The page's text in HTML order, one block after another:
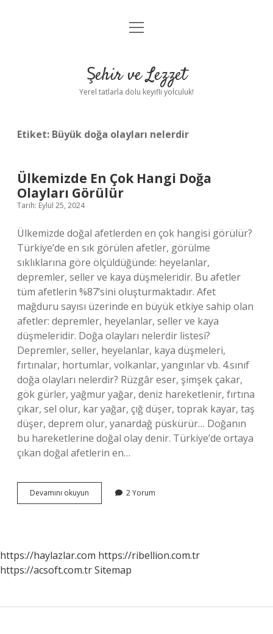
Anasayfa
Yasal Uyarı
menüyü
Şehir ve Lezzet
Yerel tatlarla dolu keyifli yolculuk!
Etiket: Büyük doğa olayları nelerdir
Ülkemizde En Çok Hangi Doğa
Olayları Görülür
Tarih: Eylül 25, 2024
Ülkemizde doğal afetlerden en çok hangisi görülür?
Türkiye’de en sık görülen afetler, görülme
sıklıklarına göre ölçüldüğünde: heyelanlar,
depremler, seller ve kaya düşmeleridir. Bu afetler
tüm afetlerin %87’sini oluşturmaktadır. Afet
mağduru sayısı üzerinde en büyük etkiye sahip olan
afetler: depremler, heyelanlar, seller ve kaya
düşmeleridir. Doğa olayları nelerdir listesi?
Depremler, seller, heyelanlar, kaya düşmeleri,
fırtınalar, hortumlar, volkanlar, yangınlar vb. 4.sınıf
doğa olayları nelerdir? Rüzgâr eser, şimşek çakar,
gök gürler, yağmur yağar, deniz hareketlenir, fırtına
çıkar, sel olur, kar yağar, çığ düşer, toprak kayar, taş
düşer, deprem olur, yanardağ püskürür… Doğanın
bu hareketlerine doğal olay denir. Türkiye’de ortaya
çıkan doğal afetlerin en…
Devamını okuyun Ülkemizde
En
Görülür
2 Yorum
https://haylazlar.com https://ribellion.com.tr
https://acsoft.com.trSitemap